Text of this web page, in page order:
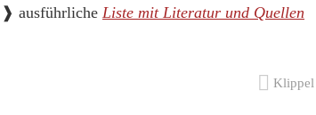
❱ ausführliche Liste mit Literatur und Quellen